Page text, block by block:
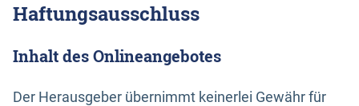
Haftungsausschluss
Inhalt des Onlineangebotes
Der Herausgeber übernimmt keinerlei Gewähr für